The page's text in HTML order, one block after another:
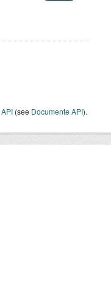
API (see Documente API).